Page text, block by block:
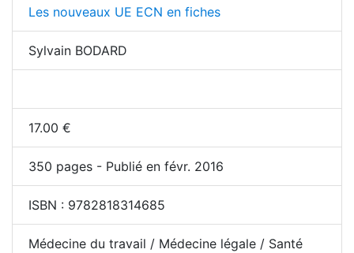
Les nouveaux UE ECN en fiches
Sylvain BODARD
17.00 €
350 pages - Publié en févr. 2016
ISBN : 9782818314685
Médecine du travail / Médecine légale / Santé